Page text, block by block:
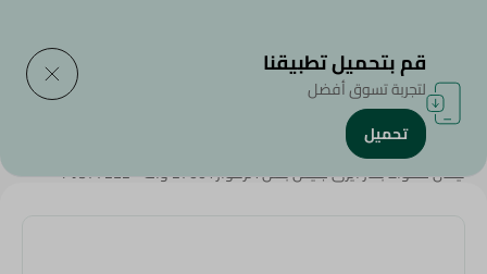
الرئيسية/إلكترونيات توصلك النهارده
تيفال مكواة بخار ايزى جليس بلس ، تركواز ، 2700 وات - FV5772E2
قم بتحميل تطبيقنا
لتجربة تسوق أفضل
تحميل